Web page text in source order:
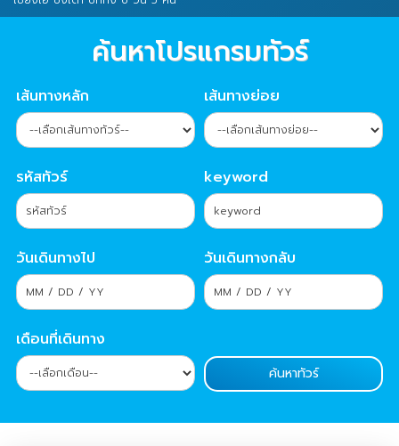
ค้นหาโปรแกรมทัวร์
เส้นทางหลัก เส้นทางย่อย
รหัสทัวร์ keyword
วันเดินทางไป วันเดินทางกลับ
เดือนที่เดินทาง